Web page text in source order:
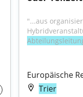
"...aus
Europäische
Trier